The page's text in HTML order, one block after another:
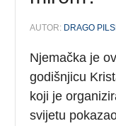
AUTOR: DRAGO
Njemačka je
godišnjicu
koji je
svijetu